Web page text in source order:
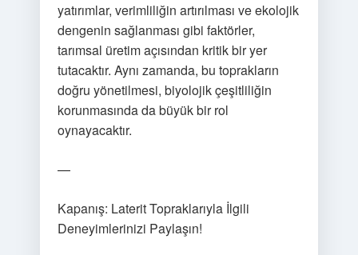
yatırımlar, verimliliğin artırılması ve ekolojik
dengenin sağlanması gibi faktörler,
tarımsal üretim açısından kritik bir yer
tutacaktır. Aynı zamanda, bu toprakların
doğru yönetilmesi, biyolojik çeşitliliğin
korunmasında da büyük bir rol
oynayacaktır.
—
Kapanış: Laterit Topraklarıyla İlgili
Deneyimlerinizi Paylaşın!